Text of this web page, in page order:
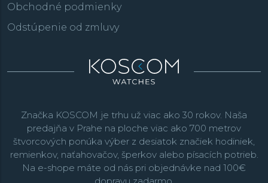
Obchodné podmienky
Odstúpenie od zmluvy
Značka KOSCOM je trhu už viac ako 30 rokov. Naša
predajňa v Prahe na ploche viac ako 700 metrov
štvorcových ponúka výber z desiatok značiek hodiniek,
remienkov, naťahovačov, šperkov alebo písacích potrieb.
Na e-shope máte od nás pri objednávke nad 100€